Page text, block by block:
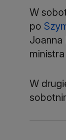
W
po
Joanna
W